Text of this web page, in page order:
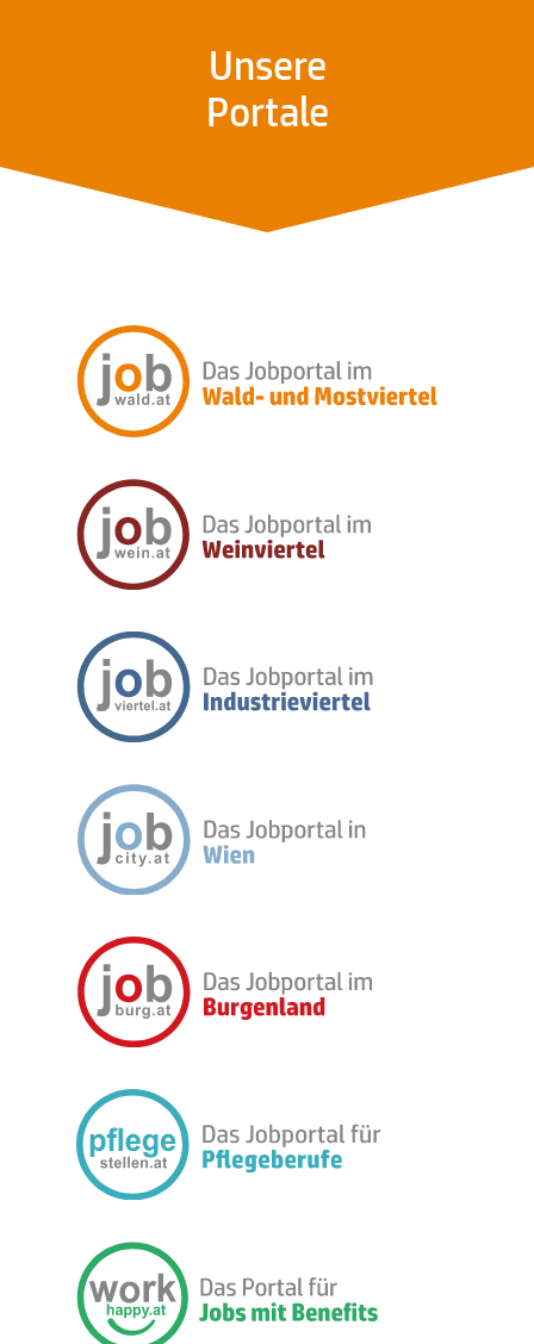
Unsere
Portale